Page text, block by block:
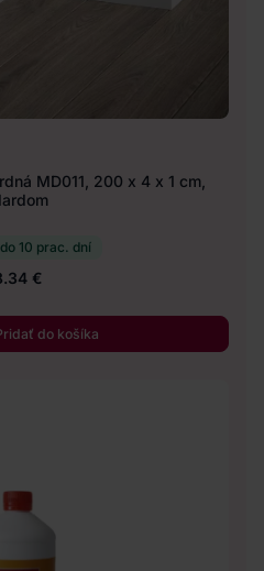
MD011, 200 x 4 x 1 cm,
10 prac. dní
€
do košíka